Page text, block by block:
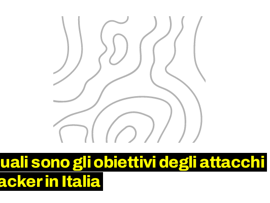
sono gli obiettivi degli attacchi
in Italia